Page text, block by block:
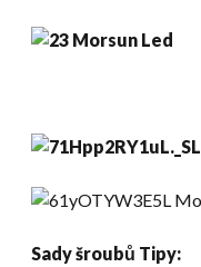
Sady šroubů Tipy: